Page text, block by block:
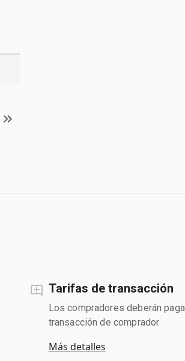
Tarifas de transacción
Los compradores deberán
transacción de comprador
Más detalles